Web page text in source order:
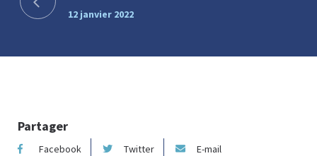
12 janvier 2022
Partager
Facebook Twitter E-mail